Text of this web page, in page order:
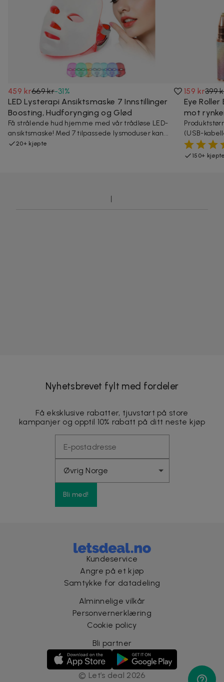
459 kr669 kr-31%
LED Lysterapi Ansiktsmaske 7 Innstillinger
Boosting, Hudforynging og Glød
Få strålende hud hjemme med vår trådløse LED-
ansiktsmaske! Med 7 tilpassede lysmoduser kan...
20+ kjøpte
159 kr399
Eye
mot
(USB-
150+
Nyhetsbrevet fylt med fordeler
Få eksklusive rabatter, tjuvstart på store
kampanjer og opptil 10% rabatt på ditt neste kjøp
Bli med!
Kundeservice
Angre på et kjøp
Samtykke for datadeling
Alminnelige vilkår
Personvernerklæring
Cookie policy
Bli partner
© Let’s deal 2026